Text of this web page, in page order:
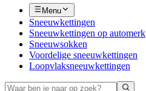
Menu
Sneeuwkettingen
Sneeuwkettingen op automerk
Sneeuwsokken
Voordelige sneeuwkettingen
Loopvlaksneeuwkettingen